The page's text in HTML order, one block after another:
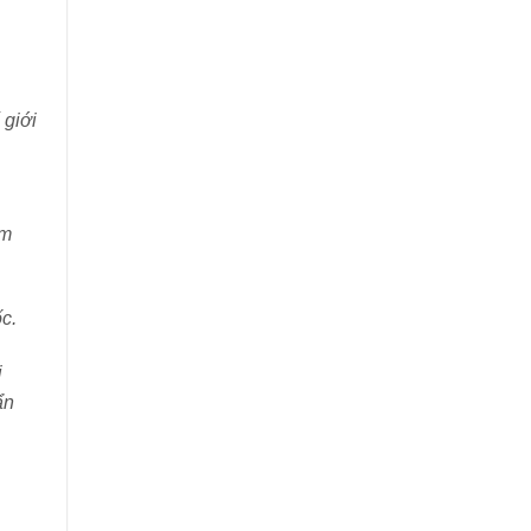
giới